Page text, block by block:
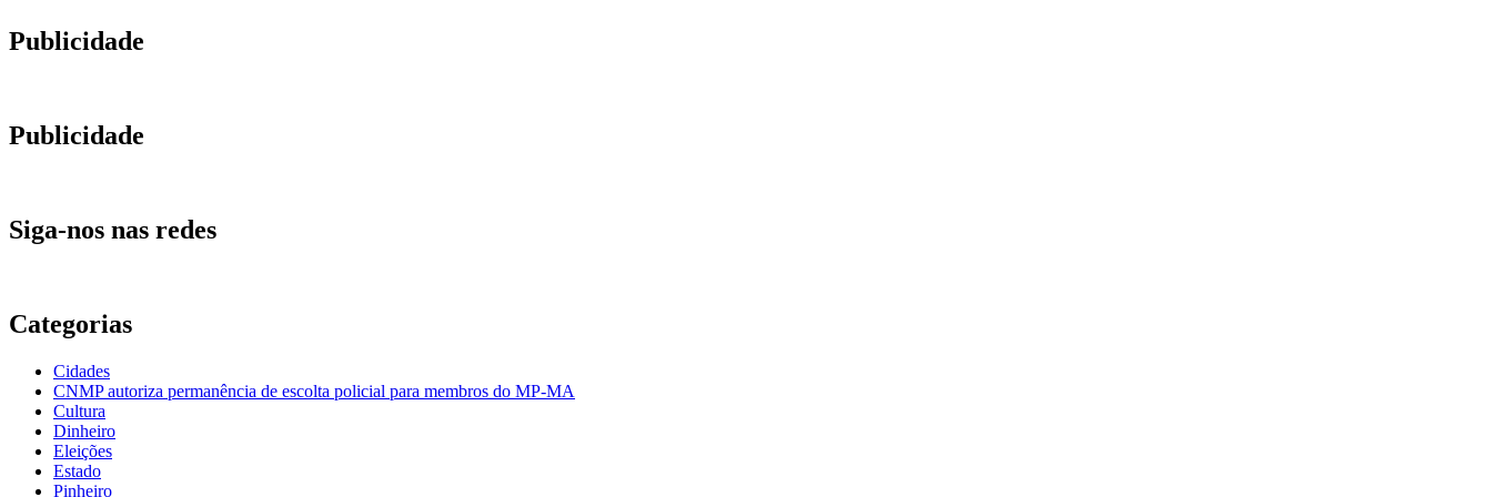
Publicidade
Publicidade
Siga-nos nas redes
Categorias
Cidades
CNMP autoriza permanência de escolta policial para membros do MP-MA
Cultura
Dinheiro
Eleições
Estado
Pinheiro